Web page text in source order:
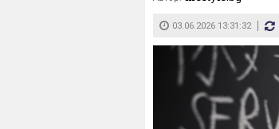
03.06.2026 13:31:32